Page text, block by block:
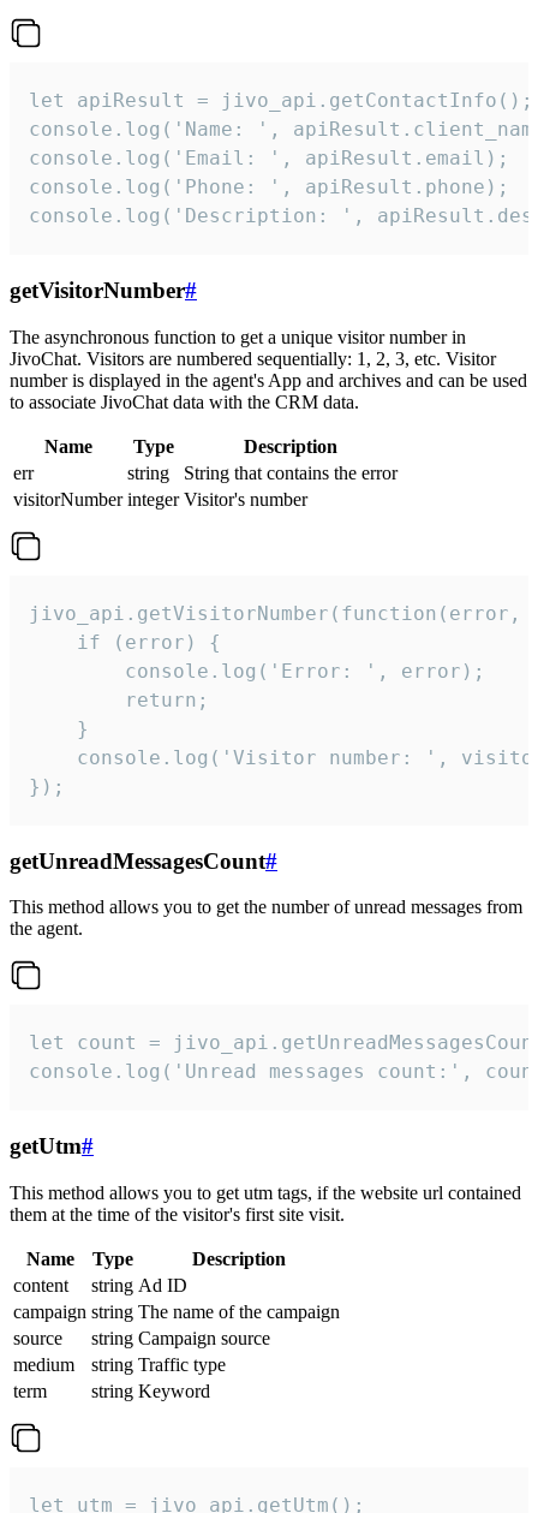
let apiResult = jivo_api.getContactInfo();
console.log('Name: ',
console.log('Email: ', apiResult.email);
console.log('Phone: ', apiResult.phone);
console.log('Description: ',
getVisitorNumber#
The asynchronous function to get a unique visitor number in
JivoChat. Visitors are numbered sequentially: 1, 2, 3, etc. Visitor
number is displayed in the agent's App and archives and can be used
to associate JivoChat data with the CRM data.
Name Type
Description
err
string
String that contains the error
visitorNumber integer Visitor's number
jivo_api.getVisitorNumber(function(error,
    if (error) {
        console.log('Error: ', error);
        return;
    }
console.log('Visitor number: ',
});
getUnreadMessagesCount#
This method allows you to get the number of unread messages from
the agent.
let count =
console.log('Unread messages count:',
getUtm#
This method allows you to get utm tags, if the website url contained
them at the time of the visitor's first site visit.
Name Type
Description
content
string Ad ID
campaign string The name of the campaign
source
string Campaign source
medium
string Traffic type
term
string Keyword
let utm = jivo_api.getUtm();